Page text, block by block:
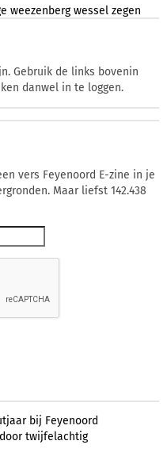
weezenberg wessel zegen
Gebruik de links bovenin
danwel in te loggen.
vers Feyenoord E-zine in je
Maar liefst 142.438
bij Feyenoord
twijfelachtig